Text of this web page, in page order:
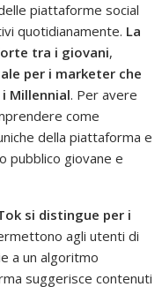
piattaforme social
quotidianamente. La
tra i giovani,
per i marketer che
Millennial. Per avere
come
della piattaforma e
pubblico giovane e
si distingue per i
agli utenti di
a un algoritmo
suggerisce contenuti